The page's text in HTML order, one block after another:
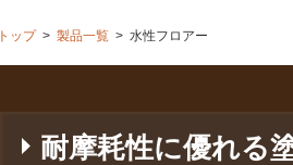
トップ> 製品一覧> 水性フロアー
耐摩耗性に優れる